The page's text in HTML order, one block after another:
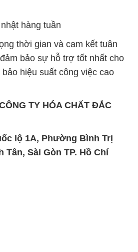
hàng tuần
thời gian và cam kết tuân
bảo sự hỗ trợ tốt nhất cho
hiệu suất công việc cao
TY HÓA CHẤT ĐẮC
lộ 1A, Phường Bình Trị
Tân, Sài Gòn TP. Hồ Chí